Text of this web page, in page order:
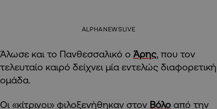
ALPHANEWSLIVE
Άλωσε και το Πανθεσσαλικό ο Άρης, που τον
τελευταίο καιρό δείχνει μία εντελώς διαφορετική
ομάδα.
Οι «κίτρινοι» φιλοξενήθηκαν στον Βόλο από την